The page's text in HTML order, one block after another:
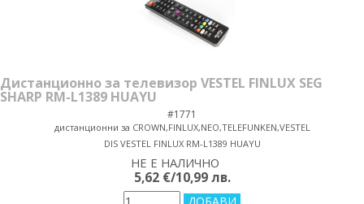
Дистанционно за телевизор VESTEL FINLUX SEG
SHARP RM-L1389 HUAYU
#1771
дистанционни за CROWN,FINLUX,NEO,TELEFUNKEN,VESTEL
DIS VESTEL FINLUX RM-L1389 HUAYU
НЕ Е НАЛИЧНО
5,62 €/10,99 лв.